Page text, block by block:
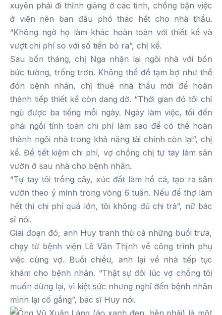
xuyên phải đi thỉnh giảng ở các tỉnh, chồng bận việc
ở viện nên ban đầu phó thác hết cho nhà thầu.
“Không ngờ họ làm khác hoàn toàn với thiết kế và
vượt chi phí so với số tiền bỏ ra”, chị kể.
Sau bốn tháng, chị Nga nhận lại ngôi nhà với bốn
bức tường, trống trơn. Không thể để tạm bợ như thế
đón bệnh nhân, chị thuê nhà thầu mới để hoàn
thành tiếp thiết kế còn dang dở. “Thời gian đó tôi chỉ
ngủ được ba tiếng mỗi ngày. Ngày làm việc, tối đến
phải ngồi tính toán chi phí làm sao để có thể hoàn
thành ngôi nhà trong khả năng tài chính còn lại”, chị
kể. Để tiết kiệm chi phí, vợ chồng chị tự tay làm sân
vườn ở sau nhà cho bệnh nhân.
“Tự tay tôi trồng cây, xúc đất làm hồ cá, tạo ra sân
vườn theo ý mình trong vòng 6 tuần. Nếu để thợ làm
hết thì chi phí quá lớn, tôi không đủ chi trả”, nữ bác
sĩ nói.
Giai đoạn đó, anh Huy tranh thủ cả những buổi trưa,
chạy từ bệnh viện Lê Văn Thịnh về công trình phụ
việc cùng vợ. Buổi chiều, anh lại về nhà tiếp tục
khám cho bệnh nhân. “Thật sự đôi lúc vợ chồng tôi
muốn dừng lại, vì kiệt sức nhưng nghĩ đến bệnh nhân
mình lại cố gắng”, bác sĩ Huy nói.